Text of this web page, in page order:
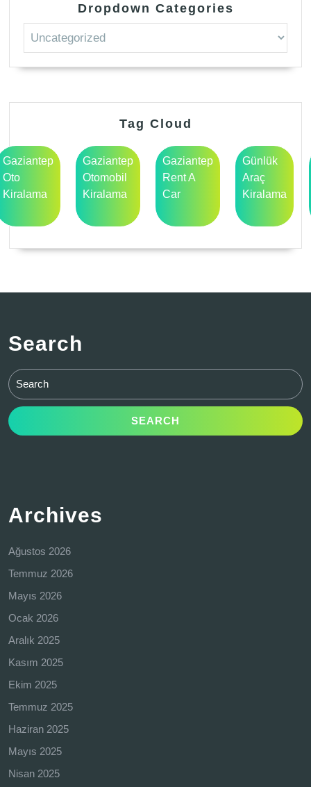
Dropdown Categories
Tag Cloud
Gaziantep
Oto
Kiralama
Gaziantep
Otomobil
Kiralama
Gaziantep
Rent A
Car
Günlük
Araç
Kiralama
Search
Search
for:
Archives
Ağustos 2026
Temmuz 2026
Mayıs 2026
Ocak 2026
Aralık 2025
Kasım 2025
Ekim 2025
Temmuz 2025
Haziran 2025
Mayıs 2025
Nisan 2025